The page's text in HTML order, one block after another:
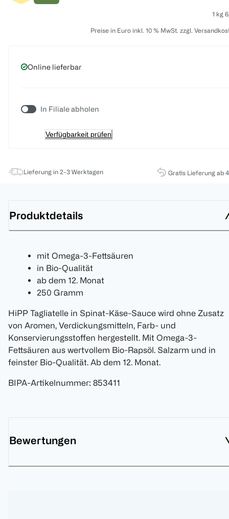
1 kg
Preise in Euro inkl. 10 % MwSt. zzgl.
Online lieferbar
In Filiale abholen
Verfügbarkeit prüfen
Lieferung in 2-3 Werktagen Gratis Lieferung ab
Produktdetails
mit Omega-3-Fettsäuren
in Bio-Qualität
ab dem 12. Monat
250 Gramm
HiPP Tagliatelle in Spinat-Käse-Sauce wird ohne Zusatz
von Aromen, Verdickungsmitteln, Farb- und
Konservierungsstoffen hergestellt. Mit Omega-3-
Fettsäuren aus wertvollem Bio-Rapsöl. Salzarm und in
feinster Bio-Qualität. Ab dem 12. Monat.
BIPA-Artikelnummer: 853411
Bewertungen